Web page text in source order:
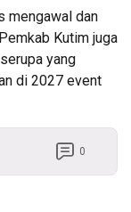
mengawal dan
Kutim juga
yang
di 2027 event
0